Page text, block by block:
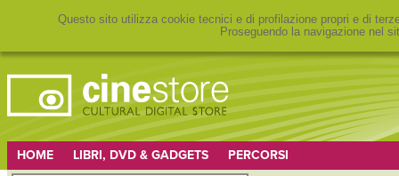
Questo sito utilizza cookie tecnici e di profilazione propri e di
Proseguendo la navigazione nel
HOME LIBRI, DVD & GADGETS PERCORSI